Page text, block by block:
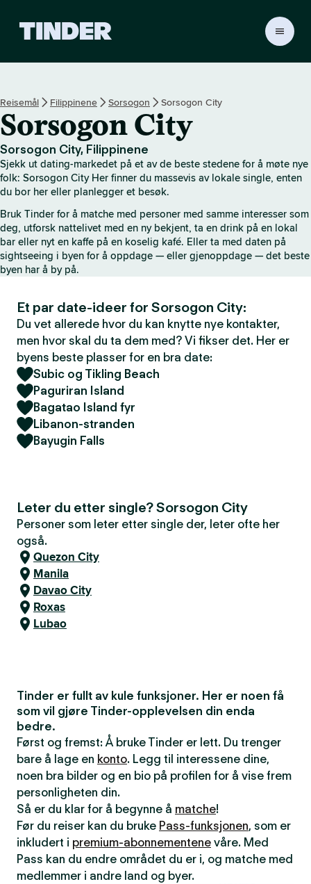
r
s
h
j
e
m
m
s
i
d
e
Reisemål Filippinene Sorsogon Sorsogon City
Sorsogon City
Sorsogon City, Filippinene
Sjekk ut dating-markedet på et av de beste stedene for å møte nye
folk: Sorsogon City Her finner du massevis av lokale single, enten
du bor her eller planlegger et besøk.
Bruk Tinder for å matche med personer med samme interesser som
deg, utforsk nattelivet med en ny bekjent, ta en drink på en lokal
bar eller nyt en kaffe på en koselig kafé. Eller ta med daten på
sightseeing i byen for å oppdage — eller gjenoppdage — det beste
byen har å by på.
Et par date-ideer for Sorsogon City:
Du vet allerede hvor du kan knytte nye kontakter,
men hvor skal du ta dem med? Vi fikser det. Her er
byens beste plasser for en bra date:
Subic og Tikling Beach
Paguriran Island
Bagatao Island fyr
Libanon-stranden
Bayugin Falls
Leter du etter single? Sorsogon City
Personer som leter etter single der, leter ofte her
også.
Quezon City
Manila
Davao City
Roxas
Lubao
Tinder er fullt av kule funksjoner. Her er noen få
som vil gjøre Tinder-opplevelsen din enda
bedre.
Først og fremst: Å bruke Tinder er lett. Du trenger
bare å lage en konto. Legg til interessene dine,
noen bra bilder og en bio på profilen for å vise frem
personligheten din.
Så er du klar for å begynne å matche!
Før du reiser kan du bruke Pass-funksjonen, som er
inkludert i premium-abonnementene våre. Med
Pass kan du endre området du er i, og matche med
medlemmer i andre land og byer.